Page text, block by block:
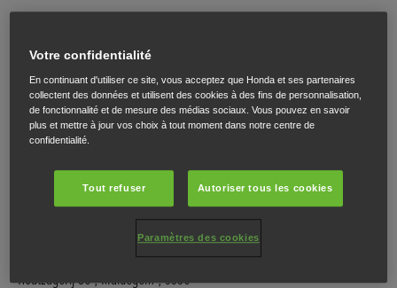
GOETHALS
GRASMAAIERS
(MIIMO MASTER
DEALER)
Houtzagerij 36,Maldegem,9990
Votre confidentialité
En continuant d'utiliser ce site, vous acceptez que Honda et ses partenaires
collectent des données et utilisent des cookies à des fins de personnalisation,
de fonctionnalité et de mesure des médias sociaux. Vous pouvez en savoir
plus et mettre à jour vos choix à tout moment dans notre centre de
confidentialité.
Tout refuser Autoriser tous les cookies
Paramètres des cookies